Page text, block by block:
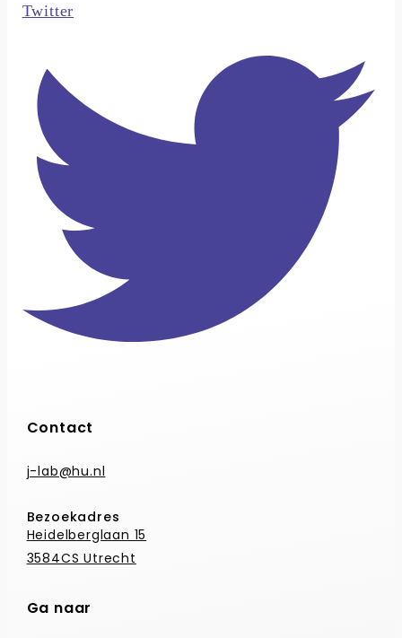
Twitter
Contact
j-lab@hu.nl
Bezoekadres
Heidelberglaan 15
3584CS Utrecht
Ga naar